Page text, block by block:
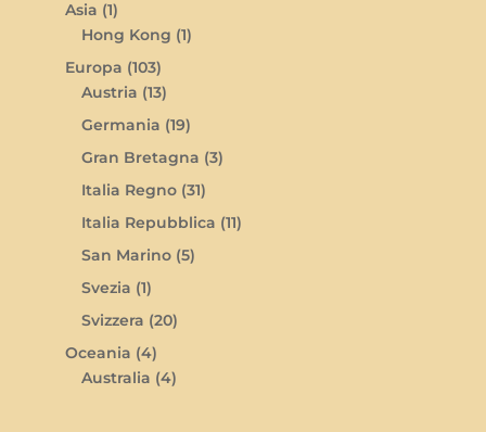
Asia (1)
Hong Kong (1)
Europa (103)
Austria (13)
Germania (19)
Gran Bretagna (3)
Italia Regno (31)
Italia Repubblica (11)
San Marino (5)
Svezia (1)
Svizzera (20)
Oceania (4)
Australia (4)